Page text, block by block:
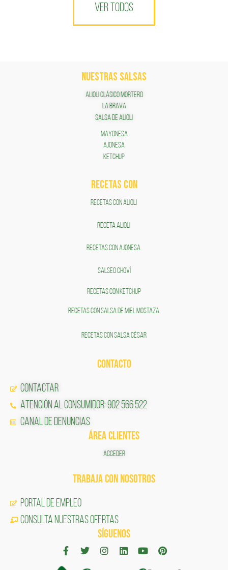
VER TODOS
NUESTRAS SALSAS
ALIOLI CLÁSICO MORTERO
LA BRAVA
SALSA DE ALIOLI
MAYONESA
AJONESA
KETCHUP
RECETAS COn
RECETAS CON ALIOLI
RECETA ALIOLI
RECETAS CON AJONESA
SALSEO CHOVÍ
RECETAS CON KETCHUP
RECETAS CON SALSA DE MIEL MOSTAZA
RECETAS CON SALSA CÉSAR
CONTACTO
Contactar
Atención al Consumidor: 902 566 522
Canal de Denuncias
ÁREA CLIENTES
ACCEDER
TRABAJA CON NOSOTROS
Portal de Empleo
CONSULTA NUESTRAS OFERTAS
SÍGUENOS